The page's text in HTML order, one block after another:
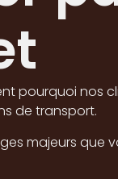
pourquoi nos
de transport.
majeurs que